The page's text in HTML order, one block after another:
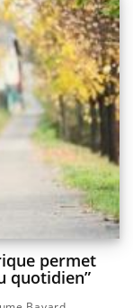
permet
quotidien”